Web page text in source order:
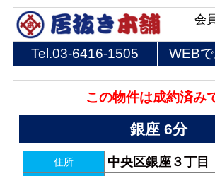
会
Tel.03-6416-1505 WEB
この物件は成約済み
銀座 6分
住所 中央区銀座３丁目